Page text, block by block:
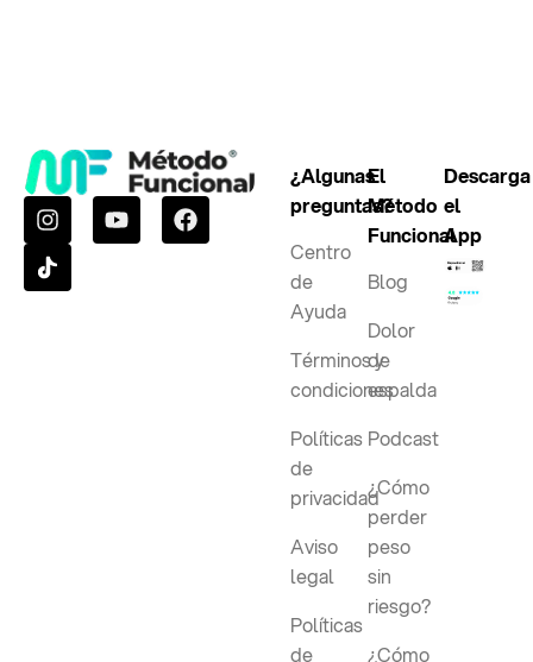
¿Algunas
preguntas?
Centro
de
Ayuda
Términos y
condiciones
Políticas
de
privacidad
Aviso
legal
Políticas
de
El
Método
Funcional
Blog
Dolor
de
espalda
Podcast
¿Cómo
perder
peso
sin
riesgo?
¿Cómo
Descarga
el
App